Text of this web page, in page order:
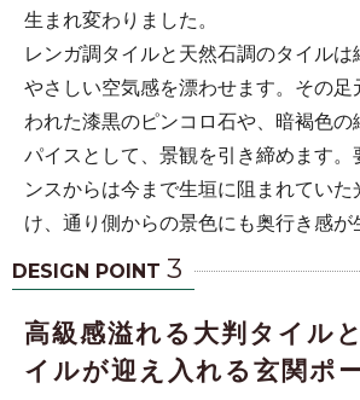
生まれ変わりました。
レンガ調タイルと天然石調のタイルは
やさしい空気感を漂わせます。その足
われた漆黒のピンコロ石や、暗褐色の
パイスとして、景観を引き締めます。
ンスからは今まで生垣に阻まれてい
け、通り側からの景色にも奥行き感が
DESIGN POINT 3
高級感溢れる大判タイル
イルが迎え入れる玄関ポ